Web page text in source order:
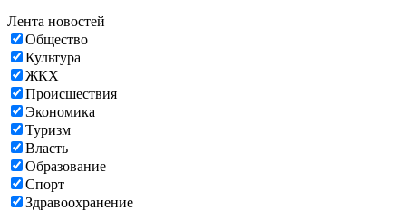
Лента новостей
Общество
Культура
ЖКХ
Происшествия
Экономика
Туризм
Власть
Образование
Спорт
Здравоохранение